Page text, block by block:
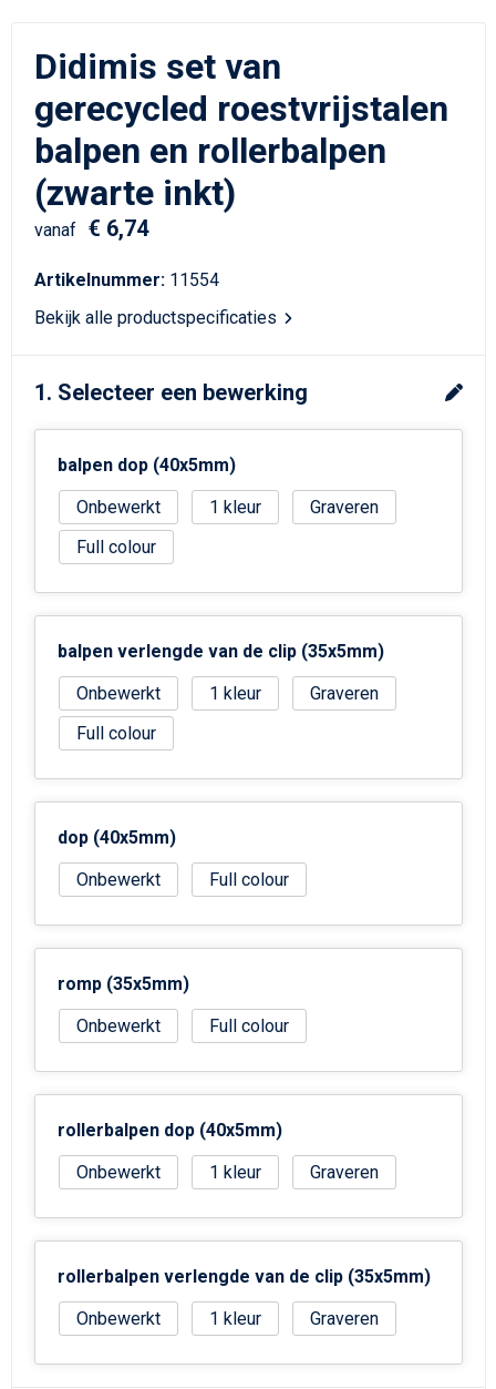
Kerst
Schoudertassen
Sporttassen
Koffers en Trolleys
Tablettassen
Toilettassen
Reistassen
Strandtassen
Goodiebags
Didimis set van
gerecycled roestvrijstalen
balpen en rollerbalpen
(zwarte inkt)
vanaf € 6,74
Artikelnummer: 11554
Bekijk alle productspecificaties
1. Selecteer een bewerking
balpen dop (40x5mm)
Onbewerkt
1
Graveren
Full colour
balpen verlengde van de clip (35x5mm)
Onbewerkt
1
Graveren
Full colour
dop (40x5mm)
Onbewerkt
Full colour
romp (35x5mm)
Onbewerkt
Full colour
rollerbalpen dop (40x5mm)
Onbewerkt
1 Graveren
rollerbalpen verlengde van de clip (35x5mm)
Onbewerkt
1 Graveren